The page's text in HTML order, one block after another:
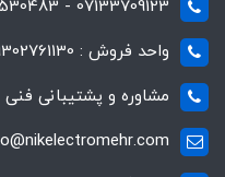
07133709123 - 07137530483
واحد فروش : 09302761130
مشاوره و پشتیبانی فنی :